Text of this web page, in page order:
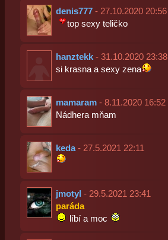
denis777- 27.10.2020 20:56
top sexy teličko
hanztekk- 31.10.2020 23:38
si krasna a sexy zena
mamaram- 8.11.2020 16:52
Nádhera mňam
keda- 27.5.2021 22:11
jmotyl - 29.5.2021 23:41
paráda
líbí a moc